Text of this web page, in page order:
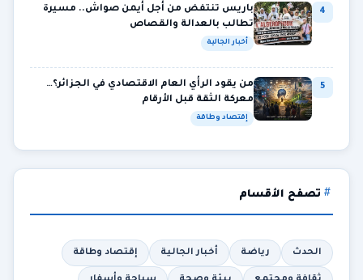
4
باريس تنتفض من أجل أيمن صواش.. مسيرة
تطالب بالعدالة والقصاص
أخبار الجالية
5
من يقود الرأي العام الاقتصادي في الجزائر؟…
معركة الثقة قبل الأرقام
إقتصاد وطاقة
تصفح الأقسام
الحدث رياضة أخبار الجالية إقتصاد وطاقة